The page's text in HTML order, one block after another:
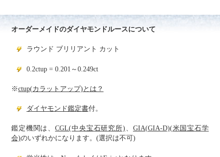
オーダーメイドのダイヤモンドルースについて
ラウンド ブリリアント カット
0.2ctup = 0.201～0.249ct
※ctup(カラットアップ)とは？
ダイヤモンド鑑定書付。
鑑定機関は、CGL(中央宝石研究所) 、 GIA(GIA-D)(米国宝石学
会)のいずれかになります。(選択は不可)